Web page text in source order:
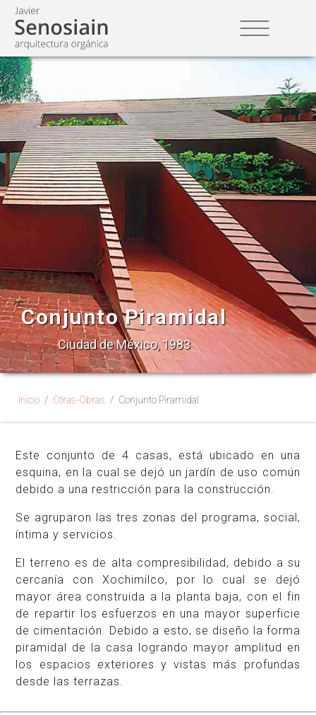
Conjunto Piramidal
Ciudad de México, 1983
Inicio Otras-Obras Conjunto Piramidal
Este conjunto de 4 casas, está ubicado en una
esquina, en la cual se dejó un jardín de uso común
debido a una restricción para la construcción.
Se agruparon las tres zonas del programa, social,
íntima y servicios.
El terreno es de alta compresibilidad, debido a su
cercanía con Xochimilco, por lo cual se dejó
mayor área construida a la planta baja, con el fin
de repartir los esfuerzos en una mayor superficie
de cimentación. Debido a esto, se diseño la forma
piramidal de la casa logrando mayor amplitud en
los espacios exteriores y vistas más profundas
desde las terrazas.​